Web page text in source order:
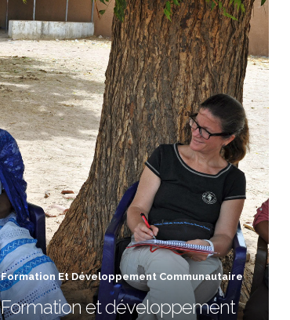
Formation Et Développement Communautaire
Formation et développement